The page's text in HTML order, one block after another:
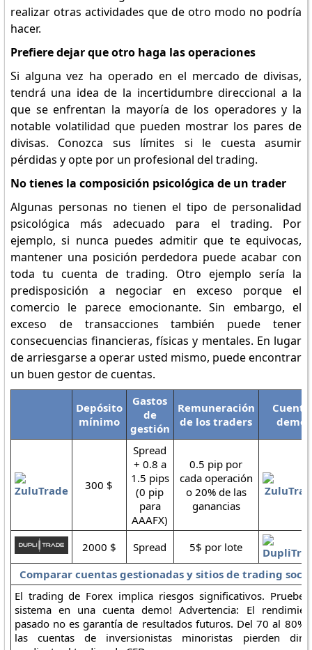
realizar otras actividades que de otro modo no podría
hacer.
Prefiere dejar que otro haga las operaciones
Si alguna vez ha operado en el mercado de divisas,
tendrá una idea de la incertidumbre direccional a la
que se enfrentan la mayoría de los operadores y la
notable volatilidad que pueden mostrar los pares de
divisas. Conozca sus límites si le cuesta asumir
pérdidas y opte por un profesional del trading.
No tienes la composición psicológica de un trader
Algunas personas no tienen el tipo de personalidad
psicológica más adecuado para el trading. Por
ejemplo, si nunca puedes admitir que te equivocas,
mantener una posición perdedora puede acabar con
toda tu cuenta de trading. Otro ejemplo sería la
predisposición a negociar en exceso porque el
comercio le parece emocionante. Sin embargo, el
exceso de transacciones también puede tener
consecuencias financieras, físicas y mentales. En lugar
de arriesgarse a operar usted mismo, puede encontrar
un buen gestor de cuentas.
Depósito
mínimo
Gastos
de
gestión
Remuneración
de los traders
Cuenta
demo
300 $
Spread
+ 0.8 a
1.5 pips
(0 pip
para
AAAFX)
0.5 pip por
cada operación
o 20% de las
ganancias
2000 $ Spread
5$ por lote
Comparar cuentas gestionadas y sitios de trading
El trading de Forex implica riesgos significativos. Pruebe
sistema en una cuenta demo! Advertencia: El
pasado no es garantía de resultados futuros. Del 70 al 80%
las cuentas de inversionistas minoristas pierden